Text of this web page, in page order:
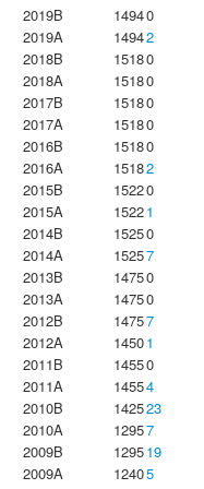
2019B
14940
2019A
14942
2018B
15180
2018A
15180
2017B
15180
2017A
15180
2016B
15180
2016A
15182
2015B
15220
2015A
15221
2014B
15250
2014A
15257
2013B
14750
2013A
14750
2012B
14757
2012A
14501
2011B
14550
2011A
14554
2010B
142523
2010A
12957
2009B
129519
2009A
12405